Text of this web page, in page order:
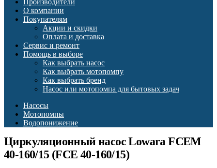
О компании
Покупателям
Акции и скидки
Оплата и доставка
Сервис и ремонт
Помощь в выборе
Как выбрать насос
Как выбрать мотопомпу
Как выбрать бренд
Насос или мотопомпа для бытовых задач
Насосы
Мотопомпы
Водопонижение
Циркуляционный насос Lowara FCEM
40-160/15 (FCE 40-160/15)